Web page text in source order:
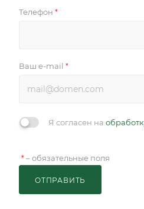
Телефон *
Ваш e-mail *
Я согласен на
ОТПРАВИТЬ
* – обязательные поля